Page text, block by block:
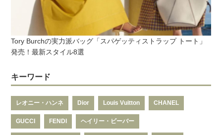
Tory Burchの実力派バッグ「スパゲッティストラップ トート」
発売！最新スタイル8選
キーワード
レオニー・ハンネ Dior Louis Vuitton CHANEL
GUCCI FENDI ヘイリー・ビーバー